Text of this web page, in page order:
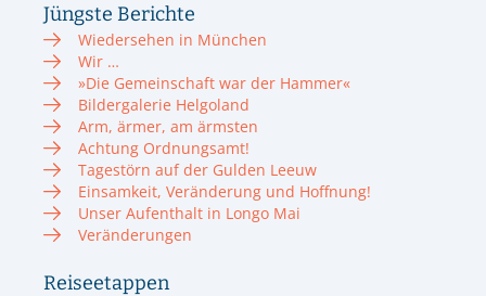
Jüngste Berichte
Wiedersehen in München
Wir …
»Die Gemeinschaft war der Hammer«
Bildergalerie Helgoland
Arm, ärmer, am ärmsten
Achtung Ordnungsamt!
Tagestörn auf der Gulden Leeuw
Einsamkeit, Veränderung und Hoffnung!
Unser Aufenthalt in Longo Mai
Veränderungen
Reiseetappen